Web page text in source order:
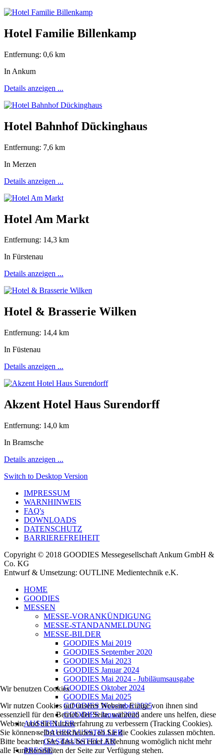
Hotel Familie Billenkamp
Entfernung: 0,6 km
In Ankum
Details anzeigen ...
Hotel Bahnhof Dückinghaus
Entfernung: 7,6 km
In Merzen
Details anzeigen ...
Hotel Am Markt
Entfernung: 14,3 km
In Fürstenau
Details anzeigen ...
Hotel & Brasserie Wilken
Entfernung: 14,4 km
In Füstenau
Details anzeigen ...
Akzent Hotel Haus Surendorff
Entfernung: 14,0 km
In Bramsche
Details anzeigen ...
Switch to Desktop Version
IMPRESSUM
WARNHINWEIS
FAQ's
DOWNLOADS
DATENSCHUTZ
BARRIEREFREIHEIT
Copyright © 2018 GOODIES Messegesellschaft Ankum GmbH &
Co. KG
Entwurf & Umsetzung: OUTLINE Medientechnik e.K.
HOME
GOODIES
MESSEN
MESSE-VORANKÜNDIGUNG
MESSE-STANDANMELDUNG
MESSE-BILDER
GOODIES Mai 2019
GOODIES September 2020
GOODIES Mai 2023
GOODIES Januar 2024
GOODIES Mai 2024 - Jubiläumsausgabe
GOODIES Oktober 2024
GOODIES Mai 2025
GOODIES November 2025
GOODIES Januar 2026
AUSSTELLER
DAUERAUSSTELLER
GASTAUSSTELLER
PRESSE
Wir benutzen Cookies
Wir nutzen Cookies auf unserer Website. Einige von ihnen sind
essenziell für den Betrieb der Seite, während andere uns helfen, diese
Website und die Nutzererfahrung zu verbessern (Tracking Cookies).
Sie können selbst entscheiden, ob Sie die Cookies zulassen möchten.
Bitte beachten Sie, dass bei einer Ablehnung womöglich nicht mehr
alle Funktionalitäten der Seite zur Verfügung stehen.